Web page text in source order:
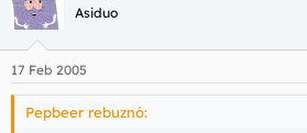
Asiduo
17 Feb 2005
Pepbeer rebuznó: